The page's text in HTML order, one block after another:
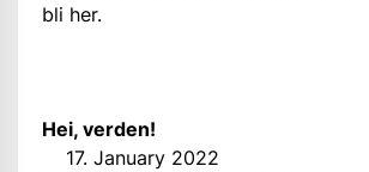
bli her.
Hei, verden!
17. January 2022